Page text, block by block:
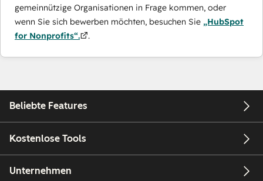
gemeinnützige Organisationen in Frage kommen, oder
wenn Sie sich bewerben möchten, besuchen Sie „HubSpot
for Nonprofits“.
.
Beliebte Features
Kostenlose Tools
Unternehmen